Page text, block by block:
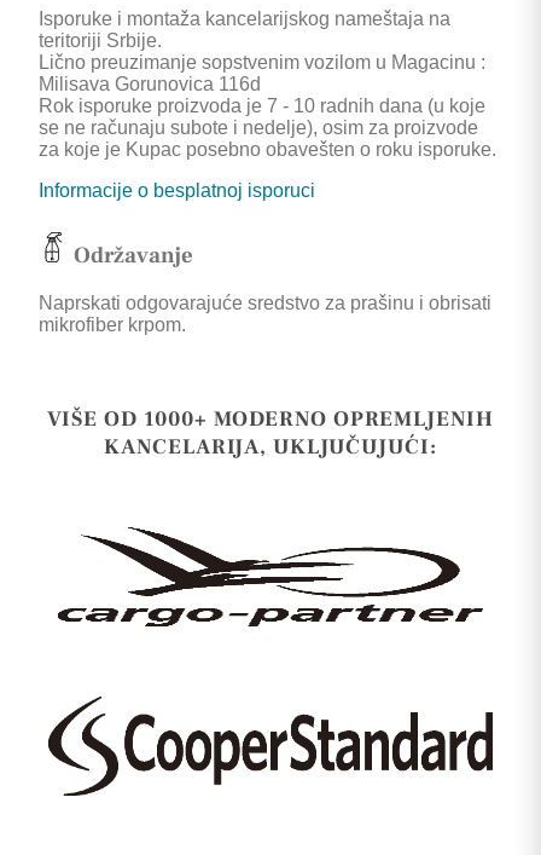
Isporuke i montaža kancelarijskog nameštaja na
teritoriji Srbije.
Lično preuzimanje sopstvenim vozilom u Magacinu :
Milisava Gorunovica 116d
Rok isporuke proizvoda je 7 - 10 radnih dana (u koje
se ne računaju subote i nedelje), osim za proizvode
za koje je Kupac posebno obavešten o roku isporuke.
Informacije o besplatnoj isporuci
Održavanje
Naprskati odgovarajuće sredstvo za prašinu i obrisati
mikrofiber krpom.
VIŠE OD 1000+ MODERNO OPREMLJENIH
KANCELARIJA, UKLJUČUJUĆI: